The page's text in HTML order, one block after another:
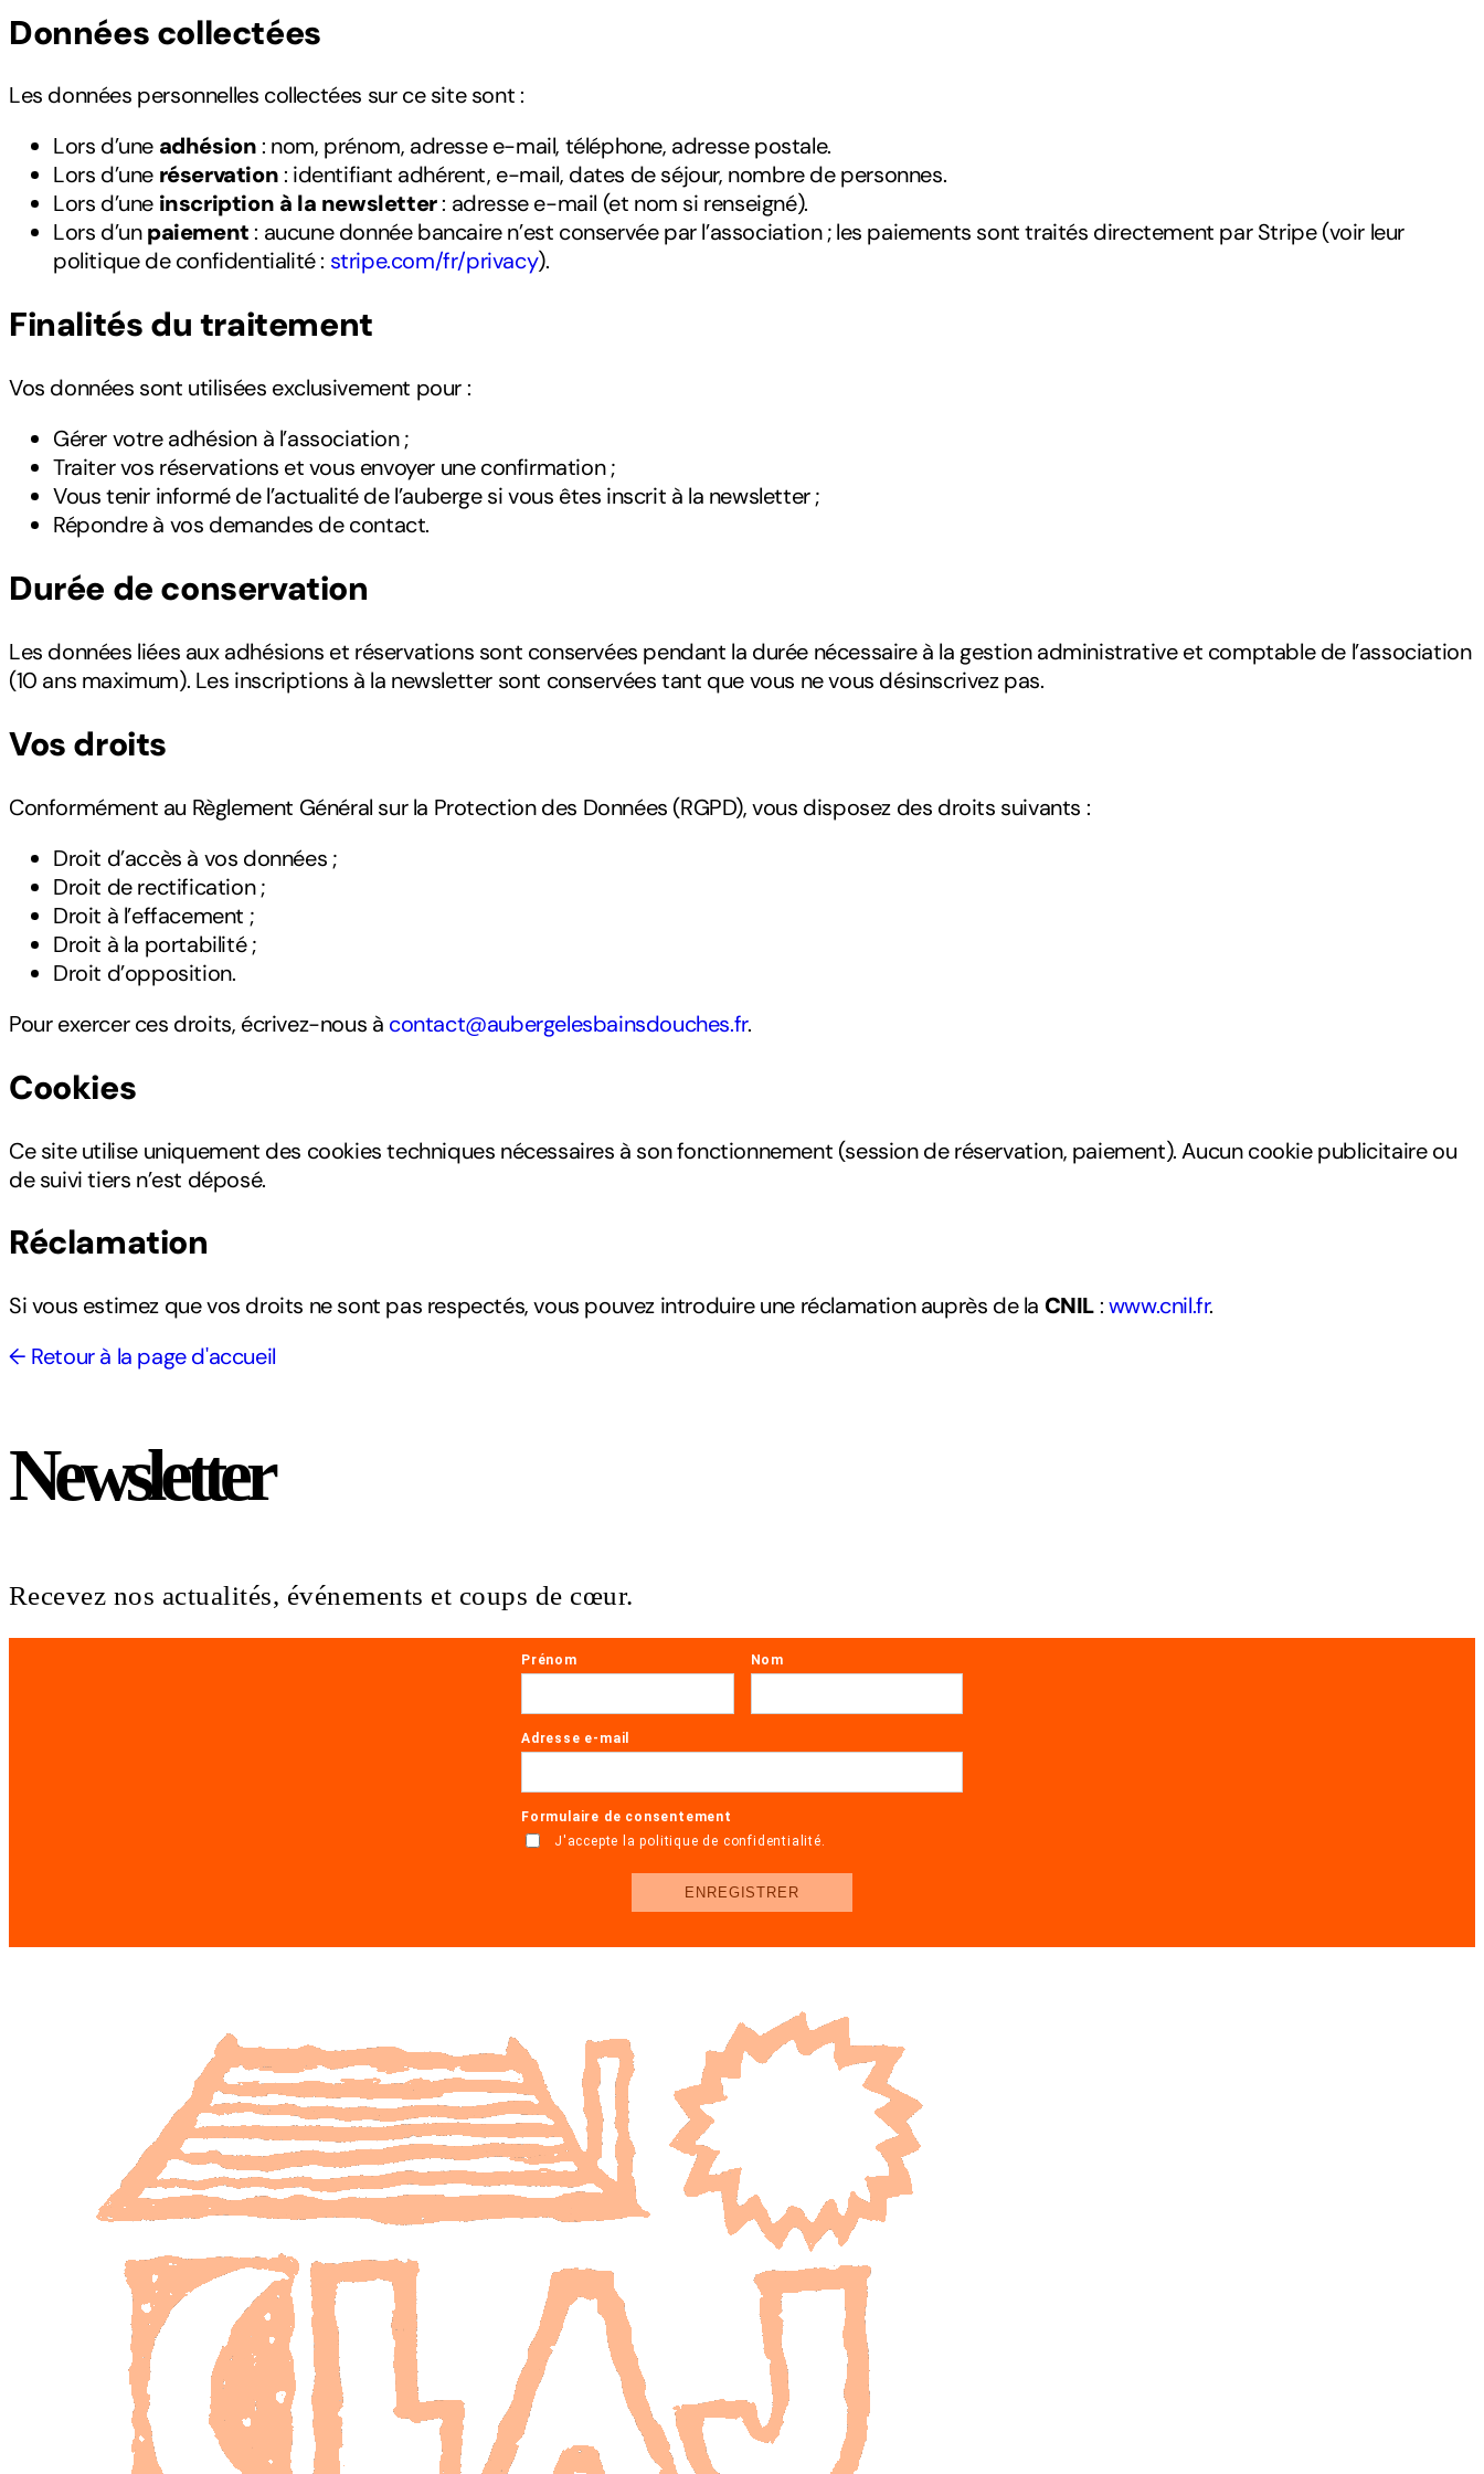
Données collectées
Les données personnelles collectées sur ce site sont :
Lors d’une adhésion : nom, prénom, adresse e-mail, téléphone, adresse postale.
Lors d’une réservation : identifiant adhérent, e-mail, dates de séjour, nombre de personnes.
Lors d’une inscription à la newsletter: adresse e-mail (et nom si renseigné).
Lors d’unpaiement : aucune donnée bancaire n’est conservée par l’association ; les paiements sont traités directement par Stripe (voir leur
politique de confidentialité : stripe.com/fr/privacy).
Finalités du traitement
Vos données sont utilisées exclusivement pour :
Gérer votre adhésion à l’association ;
Traiter vos réservations et vous envoyer une confirmation ;
Vous tenir informé de l’actualité de l’auberge si vous êtes inscrit à la newsletter ;
Répondre à vos demandes de contact.
Durée de conservation
Les données liées aux adhésions et réservations sont conservées pendant la durée nécessaire à la gestion administrative et comptable de l’association
(10 ans maximum). Les inscriptions à la newsletter sont conservées tant que vous ne vous désinscrivez pas.
Vos droits
Conformément au Règlement Général sur la Protection des Données (RGPD), vous disposez des droits suivants :
Droit d’accès à vos données ;
Droit de rectification ;
Droit à l’effacement ;
Droit à la portabilité ;
Droit d’opposition.
Pour exercer ces droits, écrivez-nous à contact@aubergelesbainsdouches.fr.
Cookies
Ce site utilise uniquement des cookies techniques nécessaires à son fonctionnement (session de réservation, paiement). Aucun cookie publicitaire ou
de suivi tiers n’est déposé.
Réclamation
Si vous estimez que vos droits ne sont pas respectés, vous pouvez introduire une réclamation auprès de la CNIL :www.cnil.fr.
← Retour à la page d'accueil
Newsletter
Recevez nos actualités, événements et coups de cœur.